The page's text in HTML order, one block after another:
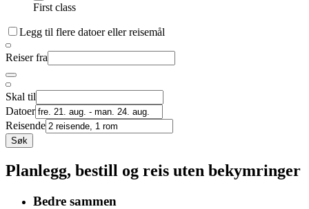
First class
Legg til flere datoer eller reisemål
Reiser fra
Skal til
Datoer
Reisende
Søk
Planlegg, bestill og reis uten bekymringer
Bedre sammen